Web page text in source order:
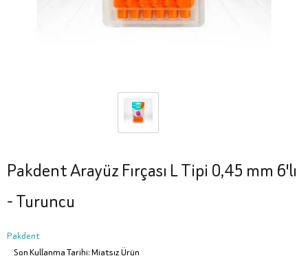
Pakdent Arayüz Fırçası L Tipi 0,45 mm 6'lı
- Turuncu
Pakdent
Son Kullanma Tarihi: Miatsız Ürün